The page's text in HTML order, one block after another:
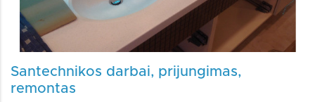
Santechnikos darbai, prijungimas,
remontas